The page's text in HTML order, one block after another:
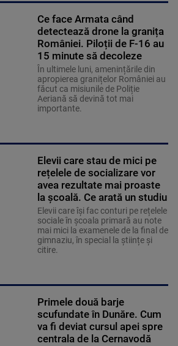
Ce face Armata când
detectează drone la granița
României. Piloții de F-16 au
15 minute să decoleze
În ultimele luni, amenințările din
apropierea granițelor României au
făcut ca misiunile de Poliție
Aeriană să devină tot mai
importante.
Elevii care stau de mici pe
rețelele de socializare vor
avea rezultate mai proaste
la școală. Ce arată un studiu
Elevii care îşi fac conturi pe rețelele
sociale în școala primară au note
mai mici la examenele de la final de
gimnaziu, în special la științe și
citire.
Primele două barje
scufundate în Dunăre. Cum
va fi deviat cursul apei spre
centrala de la Cernavodă